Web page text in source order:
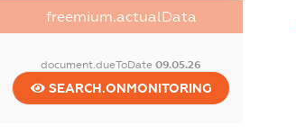
freemium.actualData
document.dueToDate09.05.26
SEARCH.ONMONITORING